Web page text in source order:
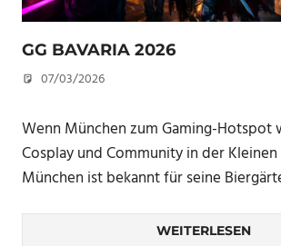
GG BAVARIA 2026
07/03/2026
Wenn München zum Gaming-Hotspot
Cosplay und Community in der
München ist bekannt für seine
WEITERLESEN